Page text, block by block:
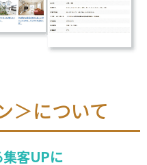
＞について
集客UPに